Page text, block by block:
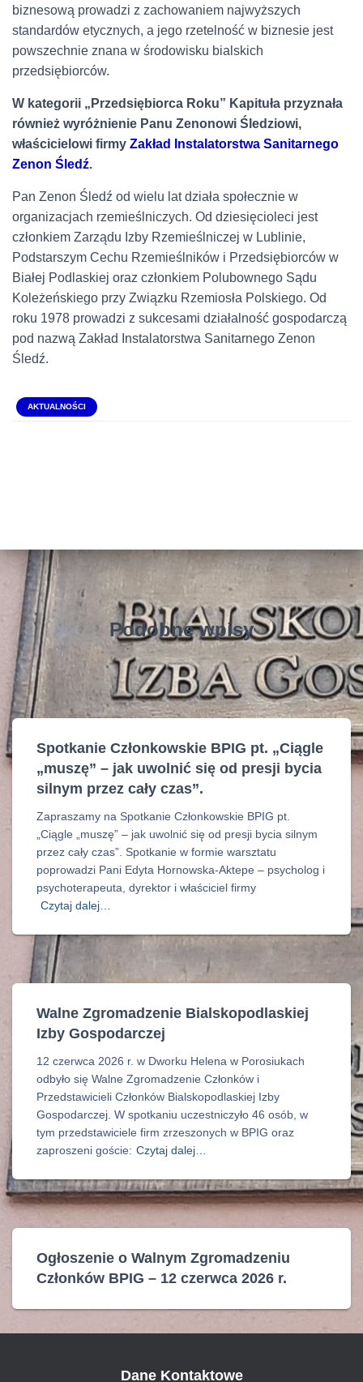
biznesową prowadzi z zachowaniem najwyższych
standardów etycznych, a jego rzetelność w biznesie jest
powszechnie znana w środowisku bialskich
przedsiębiorców.
W kategorii „Przedsiębiorca Roku” Kapituła przyznała
również wyróżnienie Panu Zenonowi Śledziowi,
właścicielowi firmy Zakład Instalatorstwa Sanitarnego
Zenon Śledź.
Pan Zenon Śledź od wielu lat działa społecznie w
organizacjach rzemieślniczych. Od dziesięcioleci jest
członkiem Zarządu Izby Rzemieślniczej w Lublinie,
Podstarszym Cechu Rzemieślników i Przedsiębiorców w
Białej Podlaskiej oraz członkiem Polubownego Sądu
Koleżeńskiego przy Związku Rzemiosła Polskiego. Od
roku 1978 prowadzi z sukcesami działalność gospodarczą
pod nazwą Zakład Instalatorstwa Sanitarnego Zenon
Śledź.
AKTUALNOŚCI
Podobne wpisy
Spotkanie Członkowskie BPIG pt. „Ciągle
„muszę” – jak uwolnić się od presji bycia
silnym przez cały czas”.
Zapraszamy na Spotkanie Członkowskie BPIG pt.
„Ciągle „muszę” – jak uwolnić się od presji bycia silnym
przez cały czas”. Spotkanie w formie warsztatu
poprowadzi Pani Edyta Hornowska-Aktepe – psycholog i
psychoterapeuta, dyrektor i właściciel firmy
Czytaj dalej…
Walne Zgromadzenie Bialskopodlaskiej
Izby Gospodarczej
12 czerwca 2026 r. w Dworku Helena w Porosiukach
odbyło się Walne Zgromadzenie Członków i
Przedstawicieli Członków Bialskopodlaskiej Izby
Gospodarczej. W spotkaniu uczestniczyło 46 osób, w
tym przedstawiciele firm zrzeszonych w BPIG oraz
zaproszeni goście: Czytaj dalej…
Ogłoszenie o Walnym Zgromadzeniu
Członków BPIG – 12 czerwca 2026 r.
Dane Kontaktowe